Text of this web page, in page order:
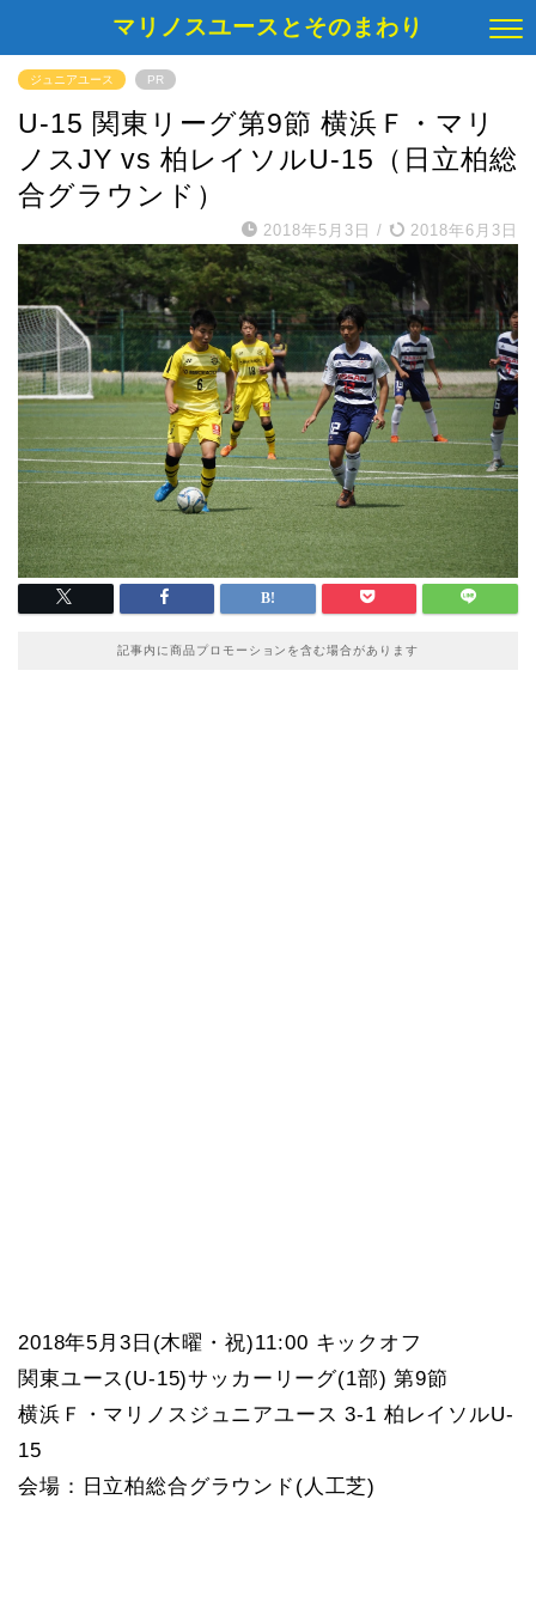
マリノスユースとそのまわり
ジュニアユース PR
U-15 関東リーグ第9節 横浜Ｆ・マリ
ノスJY vs 柏レイソルU-15（日立柏総
合グラウンド）
2018年5月3日 / 2018年6月3日
記事内に商品プロモーションを含む場合があります
2018年5月3日(木曜・祝)11:00 キックオフ
関東ユース(U-15)サッカーリーグ(1部) 第9節
横浜Ｆ・マリノスジュニアユース 3-1 柏レイソルU-
15
会場：日立柏総合グラウンド(人工芝)